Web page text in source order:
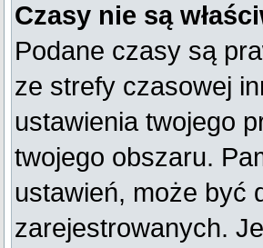
Czasy nie są
Podane czasy są
ze strefy czasowej
ustawienia twojego
twojego obszaru.
ustawień, może być
zarejestrowanych.